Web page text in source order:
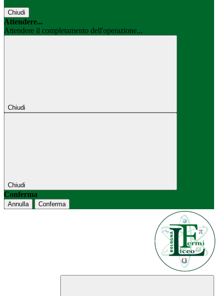
Chiudi
Attendere...
Attendere il completamento dell'operazione...
Chiudi
Chiudi
Conferma
Annulla Conferma